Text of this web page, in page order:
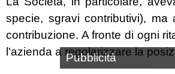
specie, sgravi contributivi),
contribuzione. A fronte di ogni
l’azienda a regolarizzare la
Pubblicità